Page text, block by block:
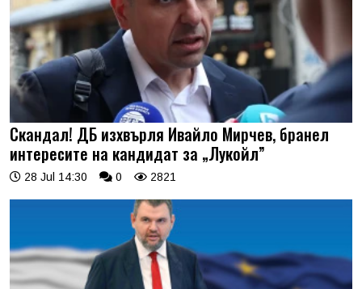
Скандал! ДБ изхвърля Ивайло Мирчев, бранел
интересите на кандидат за „Лукойл”
28 Jul 14:30 0 2821